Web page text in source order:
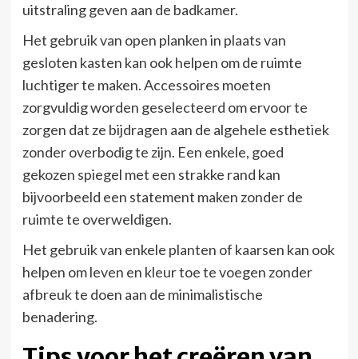
uitstraling geven aan de badkamer.
Het gebruik van open planken in plaats van
gesloten kasten kan ook helpen om de ruimte
luchtiger te maken. Accessoires moeten
zorgvuldig worden geselecteerd om ervoor te
zorgen dat ze bijdragen aan de algehele esthetiek
zonder overbodig te zijn. Een enkele, goed
gekozen spiegel met een strakke rand kan
bijvoorbeeld een statement maken zonder de
ruimte te overweldigen.
Het gebruik van enkele planten of kaarsen kan ook
helpen om leven en kleur toe te voegen zonder
afbreuk te doen aan de minimalistische
benadering.